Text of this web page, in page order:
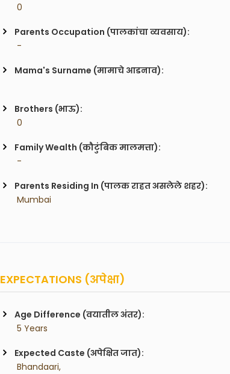
0
Parents Occupation (पालकांचा व्यवसाय):
-
Mama's Surname (मामाचे आडनाव):
Brothers (भाऊ):
0
Family Wealth (कौटुंबिक मालमत्ता):
-
Parents Residing In (पालक राहत असलेले शहर):
Mumbai
EXPECTATIONS (अपेक्षा)
Age Difference (वयातील अंतर):
5 Years
Expected Caste (अपेक्षित जात):
Bhandaari,